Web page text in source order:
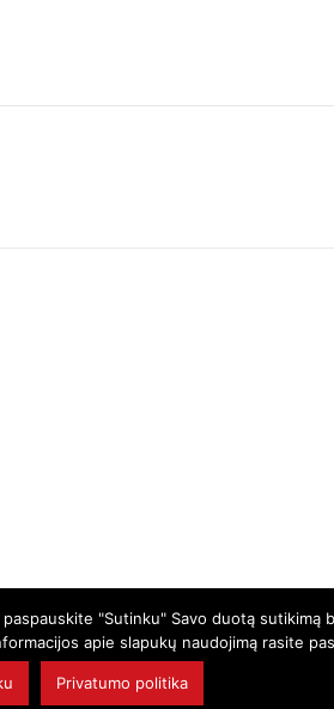
"Sutinku" Savo duotą
apie slapukų naudojimą rasite
Privatumo politika